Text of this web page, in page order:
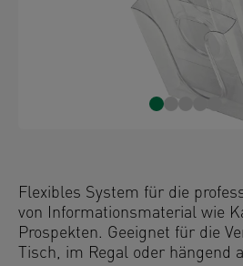
Flexibles System für die
von Informationsmaterial wie
Prospekten. Geeignet für die
Tisch, im Regal oder hängend